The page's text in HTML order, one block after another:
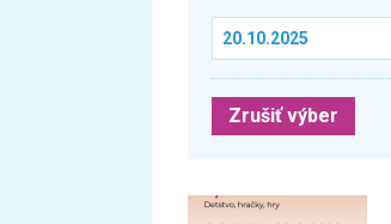
Zrušiť výber